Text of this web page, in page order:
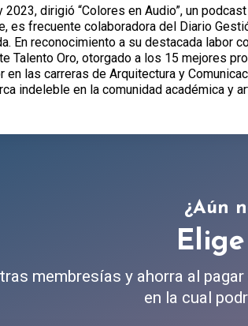
2023, dirigió “Colores en Audio”, un
es frecuente colaboradora del Diario
En reconocimiento a su destacada labor
Talento Oro, otorgado a los 15 mejores
en las carreras de Arquitectura y
indeleble en la comunidad académica y
¿Aún
membresías y ahorra al
en la cual